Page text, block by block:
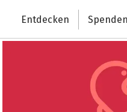
Deutschlands größte
Entdecken